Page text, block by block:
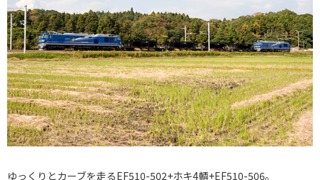
ゆっくりとカーブを走るEF510-502+ホキ4輌+EF510-506。